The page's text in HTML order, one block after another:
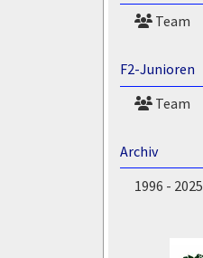
Team
F2-Junioren
Team
Archiv
1996 - 2025